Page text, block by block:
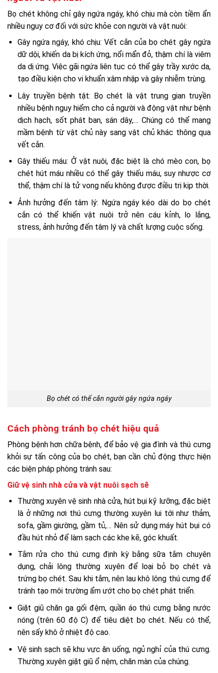
Bọ chét không chỉ gây ngứa ngáy, khó chịu mà còn tiềm ẩn
nhiều nguy cơ đối với sức khỏe con người và vật nuôi:
Gây ngứa ngáy, khó chịu: Vết cắn của bọ chét gây ngứa
dữ dội, khiến da bị kích ứng, nổi mẩn đỏ, thậm chí là viêm
da dị ứng. Việc gãi ngứa liên tục có thể gây trầy xước da,
tạo điều kiện cho vi khuẩn xâm nhập và gây nhiễm trùng.
Lây truyền bệnh tật: Bọ chét là vật trung gian truyền
nhiều bệnh nguy hiểm cho cả người và động vật như bệnh
dịch hạch, sốt phát ban, sán dây,… Chúng có thể mang
mầm bệnh từ vật chủ này sang vật chủ khác thông qua
vết cắn.
Gây thiếu máu: Ở vật nuôi, đặc biệt là chó mèo con, bọ
chét hút máu nhiều có thể gây thiếu máu, suy nhược cơ
thể, thậm chí là tử vong nếu không được điều trị kịp thời.
Ảnh hưởng đến tâm lý: Ngứa ngáy kéo dài do bọ chét
cắn có thể khiến vật nuôi trở nên cáu kỉnh, lo lắng,
stress, ảnh hưởng đến tâm lý và chất lượng cuộc sống.
Bọ chét có thể cắn người gây ngứa ngáy
Cách phòng tránh bọ chét hiệu quả
Phòng bệnh hơn chữa bệnh, để bảo vệ gia đình và thú cưng
khỏi sự tấn công của bọ chét, bạn cần chủ động thực hiện
các biện pháp phòng tránh sau:
Giữ vệ sinh nhà cửa và vật nuôi sạch sẽ
Thường xuyên vệ sinh nhà cửa, hút bụi kỹ lưỡng, đặc biệt
là ở những nơi thú cưng thường xuyên lui tới như thảm,
sofa, gầm giường, gầm tủ,… Nên sử dụng máy hút bụi có
đầu hút nhỏ để làm sạch các khe kẽ, góc khuất.
Tắm rửa cho thú cưng định kỳ bằng sữa tắm chuyên
dụng, chải lông thường xuyên để loại bỏ bọ chét và
trứng bọ chét. Sau khi tắm, nên lau khô lông thú cưng để
tránh tạo môi trường ẩm ướt cho bọ chét phát triển.
Giặt giũ chăn ga gối đệm, quần áo thú cưng bằng nước
nóng (trên 60 độ C) để tiêu diệt bọ chét. Nếu có thể,
nên sấy khô ở nhiệt độ cao.
Vệ sinh sạch sẽ khu vực ăn uống, ngủ nghỉ của thú cưng.
Thường xuyên giặt giũ ổ nệm, chăn màn của chúng.